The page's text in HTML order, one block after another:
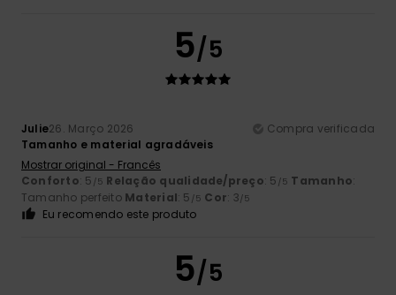
5/5
Julie26. Março 2026
Compra verificada
Tamanho e material agradáveis
Mostrar original - Francês
Conforto: 5 /5 Relação qualidade/preço: 5 /5 Tamanho:
Tamanho perfeito Material: 5 /5 Cor: 3/5
Eu recomendo este produto
5/5